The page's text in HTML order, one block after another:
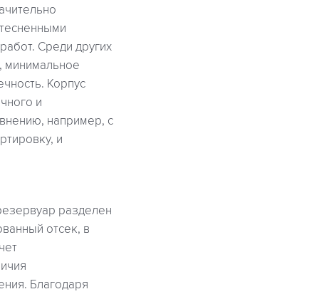
Среди других
минимальное
Корпус
и
например, с
и
разделен
отсек, в
Благодаря